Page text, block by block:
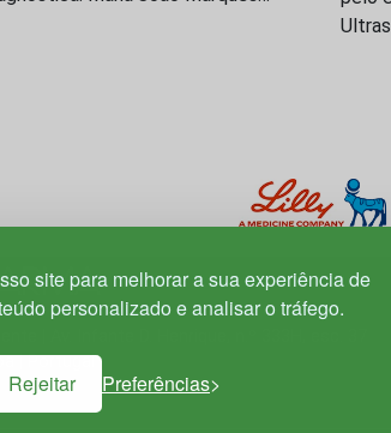
site para melhorar a sua experiência de
personalizado e analisar o tráfego.
Rejeitar Preferências
| Portugal